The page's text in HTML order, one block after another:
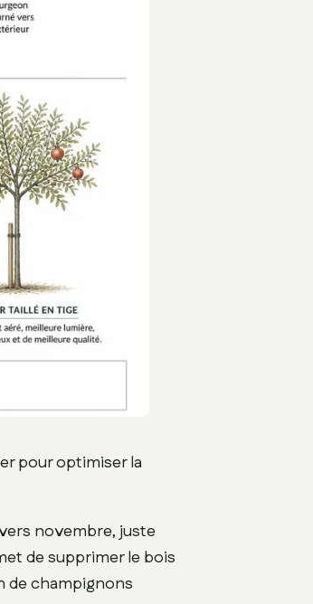
pour optimiser la
novembre, juste
de supprimer le bois
de champignons